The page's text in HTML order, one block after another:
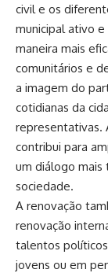
civil e os
municipal ativo
maneira mais
comunitários e
a imagem do
cotidianas da
representativas.
contribui para
um diálogo
sociedade.
A renovação
renovação
talentos
jovens ou em